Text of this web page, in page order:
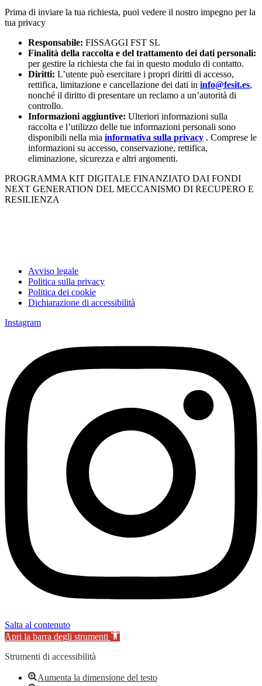
Prima di inviare la tua richiesta, puoi vedere il nostro impegno per la
tua privacy
Responsabile: FISSAGGI FST SL
Finalità della raccolta e del trattamento dei dati personali:
per gestire la richiesta che fai in questo modulo di contatto.
Diritti: L’utente può esercitare i propri diritti di accesso,
rettifica, limitazione e cancellazione dei dati in info@fesit.es,
nonché il diritto di presentare un reclamo a un’autorità di
controllo.
Informazioni aggiuntive: Ulteriori informazioni sulla
raccolta e l’utilizzo delle tue informazioni personali sono
disponibili nella mia informativa sulla privacy . Comprese le
informazioni su accesso, conservazione, rettifica,
eliminazione, sicurezza e altri argomenti.
PROGRAMMA KIT DIGITALE FINANZIATO DAI FONDI
NEXT GENERATION DEL MECCANISMO DI RECUPERO E
RESILIENZA
Avviso legale
Politica sulla privacy
Politica dei cookie
Dichiarazione di accessibilità
Instagram
Salta al contenuto
Apri la barra degli strumenti
Strumenti di accessibilità
Aumenta la dimensione del testo